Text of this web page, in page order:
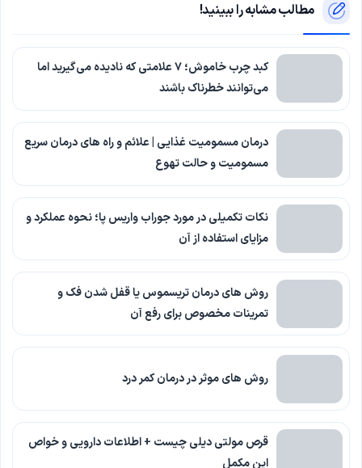
مطالب مشابه را ببینید!
کبد چرب خاموش؛ ۷ علامتی که نادیده می‌گیرید اما
می‌توانند خطرناک باشند
درمان مسمومیت غذایی | علائم و راه های درمان سریع
مسمومیت و حالت تهوع
نکات تکمیلی در مورد جوراب واریس پا؛ نحوه عملکرد و
مزایای استفاده از آن
روش های درمان تریسموس یا قفل شدن فک و
تمرینات مخصوص برای رفع آن
روش های موثر در درمان کمر درد
قرص مولتی دیلی چیست + اطلاعات دارویی و خواص
این مکمل